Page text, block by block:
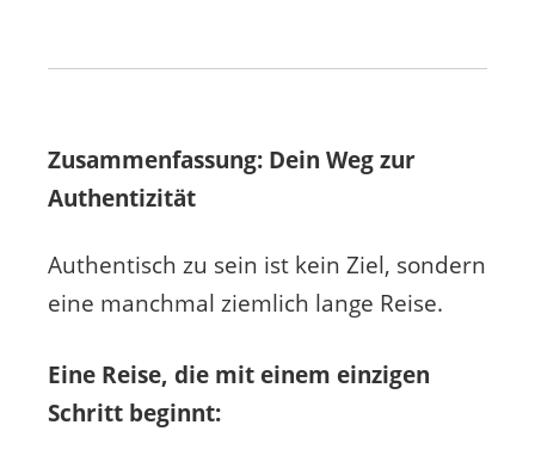
Zusammenfassung: Dein Weg zur
Authentizität
Authentisch zu sein ist kein Ziel, sondern
eine manchmal ziemlich lange Reise.
Eine Reise, die mit einem einzigen
Schritt beginnt: